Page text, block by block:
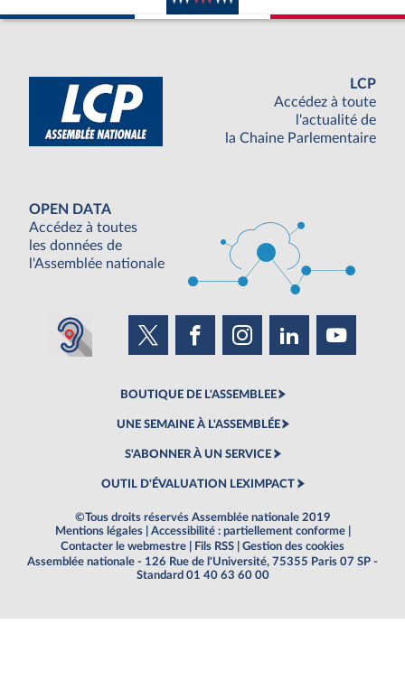
LCP
Accédez à toute
l'actualité de
la Chaine Parlementaire
OPEN DATA
Accédez à toutes
les données de
l'Assemblée nationale
BOUTIQUE DE L'ASSEMBLEE
UNE SEMAINE À L'ASSEMBLÉE
S'ABONNER À UN SERVICE
OUTIL D'ÉVALUATION LEXIMPACT
©Tous droits réservés Assemblée nationale 2019
Mentions légales
Accessibilité : partiellement conforme
Contacter le webmestre
Fils RSS
Gestion des cookies
Assemblée nationale - 126 Rue de l'Université, 75355 Paris 07 SP -
Standard 01 40 63 60 00